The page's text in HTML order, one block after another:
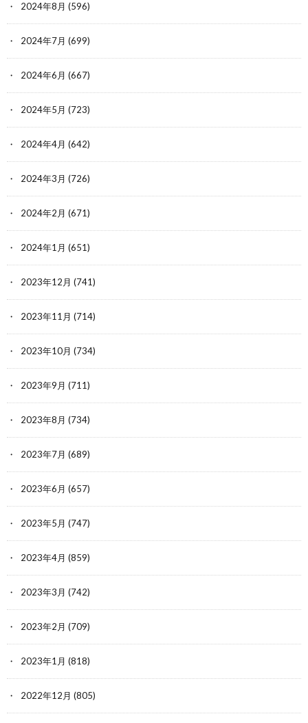
2024年8月 (596)
2024年7月 (699)
2024年6月 (667)
2024年5月 (723)
2024年4月 (642)
2024年3月 (726)
2024年2月 (671)
2024年1月 (651)
2023年12月 (741)
2023年11月 (714)
2023年10月 (734)
2023年9月 (711)
2023年8月 (734)
2023年7月 (689)
2023年6月 (657)
2023年5月 (747)
2023年4月 (859)
2023年3月 (742)
2023年2月 (709)
2023年1月 (818)
2022年12月 (805)